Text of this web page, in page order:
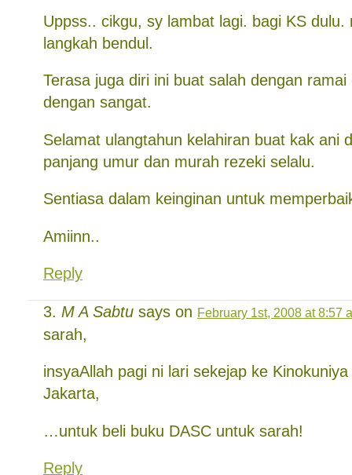
Uppss.. cikgu, sy lambat lagi. bagi KS dulu.
langkah bendul.
Terasa juga diri ini buat salah dengan
dengan sangat.
Selamat ulangtahun kelahiran buat kak ani
panjang umur dan murah rezeki selalu.
Sentiasa dalam keinginan untuk
Amiinn..
Reply
M A Sabtu says on February 1st, 2008 at 8:57
sarah,
insyaAllah pagi ni lari sekejap ke
Jakarta,
…untuk beli buku DASC untuk sarah!
Reply